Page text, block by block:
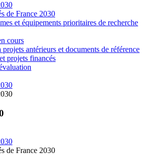
de France 2030
et équipements prioritaires de recherche
cours
projets antérieurs et documents de référence
projets financés
de France 2030